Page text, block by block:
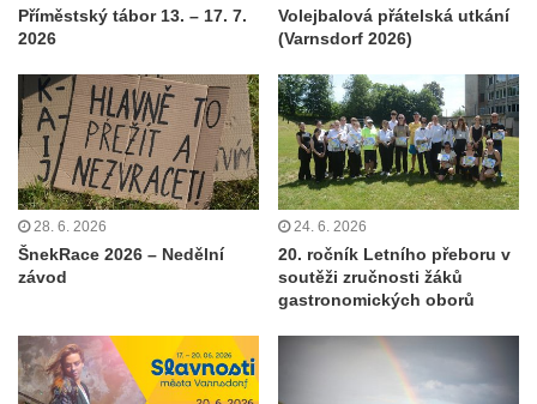
Příměstský tábor 13. – 17. 7.
2026
Volejbalová přátelská utkání
(Varnsdorf 2026)
28. 6. 2026
ŠnekRace 2026 – Nedělní
závod
24. 6. 2026
20. ročník Letního přeboru v
soutěži zručnosti žáků
gastronomických oborů